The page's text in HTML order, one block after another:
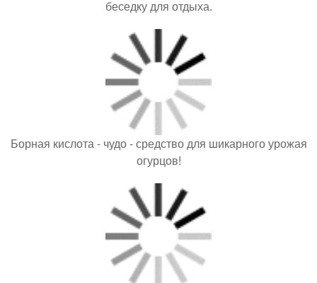
Борная кислота - чудо - средство для шикарного урожая
огурцов!
Дачные работы в жаркую погоду риск инфаркта
увеличивают!